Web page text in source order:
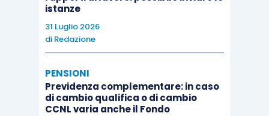
istanze
31 Luglio 2026
di Redazione
PENSIONI
Previdenza complementare: in caso
di cambio qualifica o di cambio
CCNL varia anche il Fondo